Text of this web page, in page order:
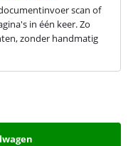
scan of
in één keer. Zo
zonder handmatig